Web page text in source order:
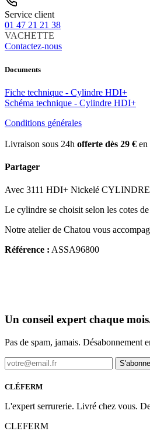
Service client
01 47 21 21 38
VACHETTE
Contactez-nous
Documents
Fiche technique - Cylindre HDI+
Schéma technique - Cylindre HDI+
Conditions générales
Livraison sous 24h offerte dès 29 € en
Partager
Avec 3111 HDI+ Nickelé
Le cylindre se choisit selon les cotes
Notre atelier de Chatou vous
Référence : ASSA96800
Un conseil expert chaque
Pas de spam, jamais. Désabonnement
CLÉFERM
L'expert serrurerie. Livré chez vous.
CLEFERM